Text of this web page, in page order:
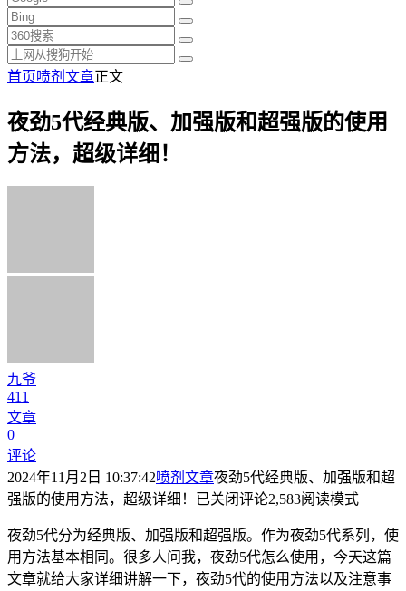
首页喷剂文章正文
夜劲5代经典版、加强版和超强版的使用
方法，超级详细！
九爷
411
文章
0
评论
2024年11月2日 10:37:42喷剂文章夜劲5代经典版、加强版和超
强版的使用方法，超级详细！ 已关闭评论2,583阅读模式
夜劲5代分为经典版、加强版和超强版。作为夜劲5代系列，使
用方法基本相同。很多人问我，夜劲5代怎么使用，今天这篇
文章就给大家详细讲解一下，夜劲5代的使用方法以及注意事